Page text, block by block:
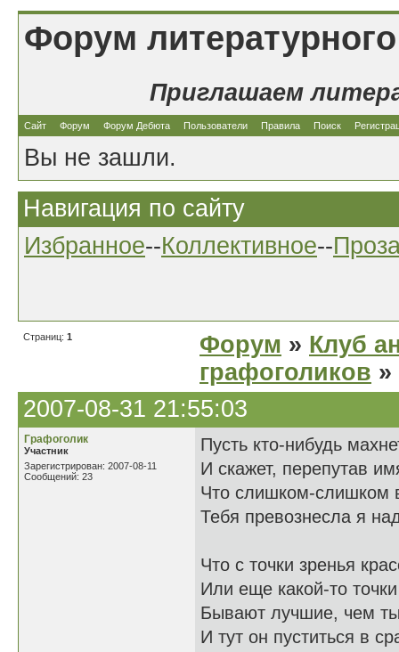
Форум
Приглашаем
Сайт Форум Форум Дебюта Пользователи Правила Поиск
Вы не зашли.
Навигация по сайту
Избранное--Коллективное--
Страниц: 1 Форум » Клуб
графоголиков
2007-08-31 21:55:03
Графоголик
Участник
Зарегистрирован: 2007-08-11
Сообщений: 23
Пусть кто-нибудь
И скажет, перепутав
Что слишком-слишком
Тебя превознесла я
Что с точки зренья
Или еще какой-то
Бывают лучшие, чем
И тут он пуститься в